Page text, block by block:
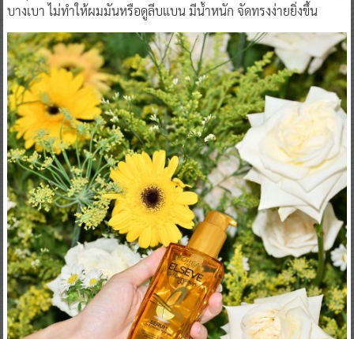
บางเบา ไม่ทำให้ผมมันหรือดูลีบแบน มีน้ำหนัก จัดทรงง่ายยิ่งขึ้น